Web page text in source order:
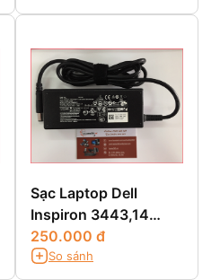
Sạc Laptop Dell
Inspiron 3443,14
3443,14 3000
3443,14-3443
250.000 đ
So sánh